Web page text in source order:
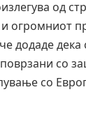
од
огромниот
додаде дека
со
со